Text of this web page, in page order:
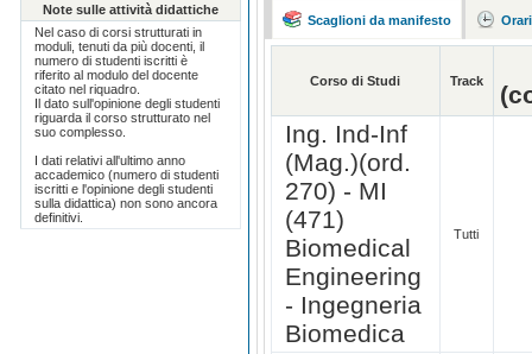
Note sulle attività didattiche
Nel caso di corsi strutturati in
moduli, tenuti da più docenti, il
numero di studenti iscritti è
riferito al modulo del docente
citato nel riquadro.
Il dato sull'opinione degli studenti
riguarda il corso strutturato nel
suo complesso.
I dati relativi all'ultimo anno
accademico (numero di studenti
iscritti e l'opinione degli studenti
sulla didattica) non sono ancora
definitivi.
Scaglioni da manifesto
Corso di Studi Track
Ing. Ind-Inf
(Mag.)(ord.
270) - MI
(471)
Biomedical
Engineering
- Ingegneria
Biomedica
Tutti